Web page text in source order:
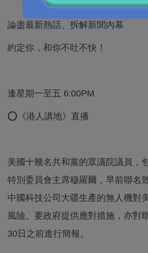
論盡最新熱話、拆解新聞內幕
約定你，和你不吐不快！
逢星期一至五 6:00PM
⭕《港人講地》直播
美國十幾名共和黨的眾議院議員，
特別委員會主席穆羅爾，早前聯名
中國科技公司大疆生產的無人機對
風險。要政府提供應對措施，亦對
30日之前進行簡報。